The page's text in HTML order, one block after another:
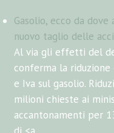
Gasolio, ecco da
nuovo taglio delle
Al via gli effetti del
conferma la
e Iva sul gasolio.
milioni chieste ai
accantonamenti per